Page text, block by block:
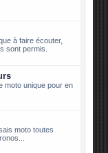
à faire écouter,
sont permis.
moto unique pour en
moto toutes